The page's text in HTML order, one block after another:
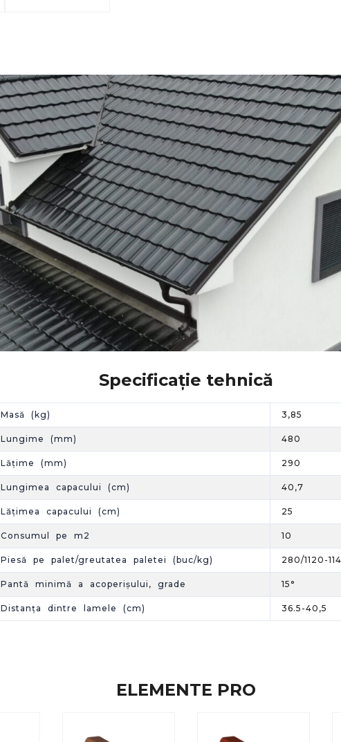
Specificație tehnică
Masă (kg) 3,85
Lungime (mm) 480
Lățime (mm) 290
Lungimea capacului (cm) 40,7
Lățimea capacului (cm) 25
Consumul pe m2 10
Piesă pe palet/greutatea paletei (buc/kg) 280/1120-
Pantă minimă a acoperișului, grade 15°
Distanța dintre lamele (cm) 36.5-40,5
ELEMENTE PRO